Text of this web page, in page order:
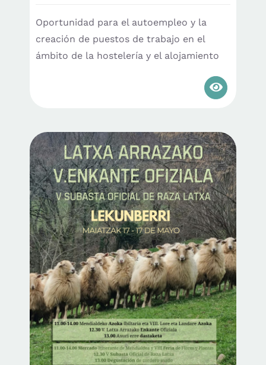
Oportunidad para el autoempleo y la
creación de puestos de trabajo en el
ámbito de la hostelería y el alojamiento